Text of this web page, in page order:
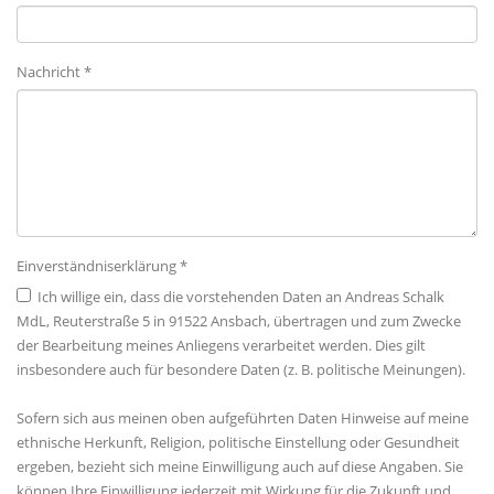
Nachricht *
Einverständniserklärung *
Ich willige ein, dass die vorstehenden Daten an Andreas Schalk
MdL, Reuterstraße 5 in 91522 Ansbach, übertragen und zum Zwecke
der Bearbeitung meines Anliegens verarbeitet werden. Dies gilt
insbesondere auch für besondere Daten (z. B. politische Meinungen).
Sofern sich aus meinen oben aufgeführten Daten Hinweise auf meine
ethnische Herkunft, Religion, politische Einstellung oder Gesundheit
ergeben, bezieht sich meine Einwilligung auch auf diese Angaben. Sie